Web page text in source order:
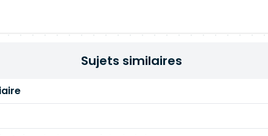
Sujets similaires